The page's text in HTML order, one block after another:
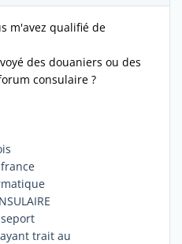
m'avez qualifié de
des douaniers ou des
consulaire ?
trait au